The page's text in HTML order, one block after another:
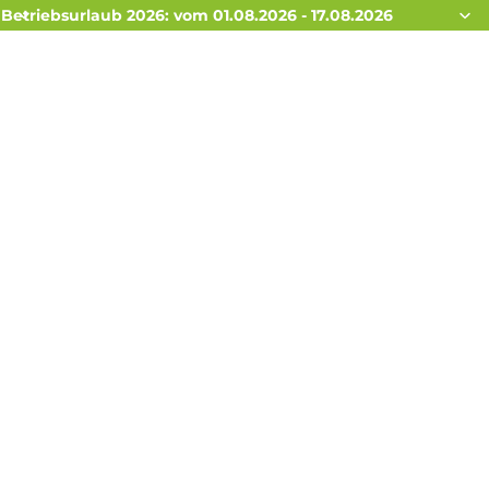
Betriebsurlaub 2026: vom 01.08.2026 - 17.08.2026